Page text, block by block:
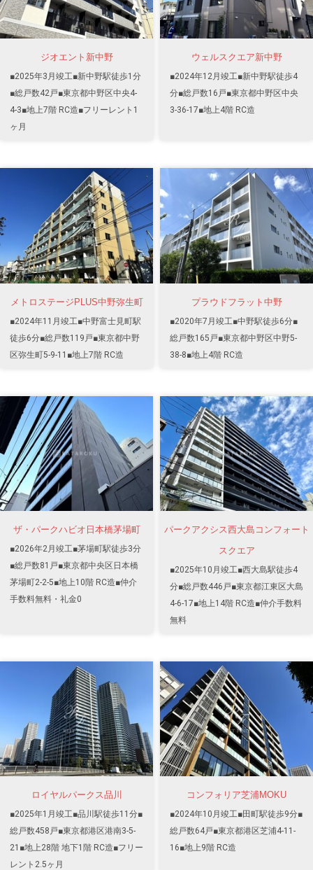
ジオエント新中野
■2025年3月竣工■新中野駅徒歩1分
■総戸数42戸■東京都中野区中央4-
4-3■地上7階 RC造■フリーレント1
ヶ月
ウェルスクエア新中野
■2024年12月竣工■新中野駅徒歩4
分■総戸数16戸■東京都中野区中央
3-36-17■地上4階 RC造
メトロステージPLUS中野弥生町
■2024年11月竣工■中野富士見町駅
徒歩6分■総戸数119戸■東京都中野
区弥生町5-9-11■地上7階 RC造
プラウドフラット中野
■2020年7月竣工■中野駅徒歩6分■
総戸数165戸■東京都中野区中野5-
38-8■地上4階 RC造
ザ・パークハビオ日本橋茅場町
■2026年2月竣工■茅場町駅徒歩3分
■総戸数81戸■東京都中央区日本橋
茅場町2-2-5■地上10階 RC造■仲介
手数料無料・礼金0
パークアクシス西大島コンフォート
スクエア
■2025年10月竣工■西大島駅徒歩4
分■総戸数446戸■東京都江東区大島
4-6-17■地上14階 RC造■仲介手数料
無料
ロイヤルパークス品川
■2025年1月竣工■品川駅徒歩11分■
総戸数458戸■東京都港区港南3-5-
21■地上28階 地下1階 RC造■フリー
レント2.5ヶ月
コンフォリア芝浦MOKU
■2024年10月竣工■田町駅徒歩9分■
総戸数64戸■東京都港区芝浦4-11-
16■地上9階 RC造